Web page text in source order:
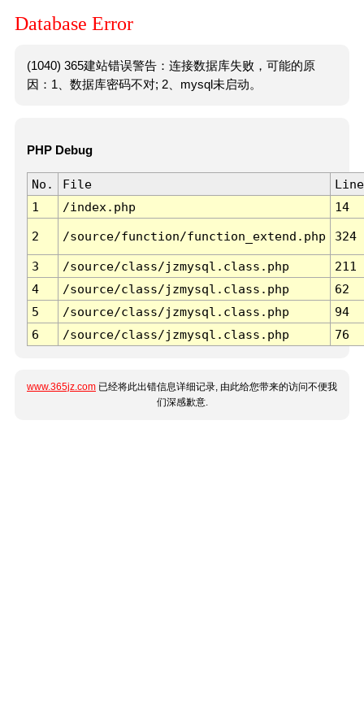
Database Error
(1040) 365建站错误警告：连接数据库失败，可能的原
因：1、数据库密码不对; 2、mysql未启动。
PHP Debug
No. File
Line
1
/index.php 14
2 /source/function/function_extend.php 324
3 /source/class/jzmysql.class.php
211
4
/source/class/jzmysql.class.php
62
5
/source/class/jzmysql.class.php
94
6
/source/class/jzmysql.class.php 76
www.365jz.com 已经将此出错信息详细记录, 由此给您带来的访问不便我
们深感歉意.